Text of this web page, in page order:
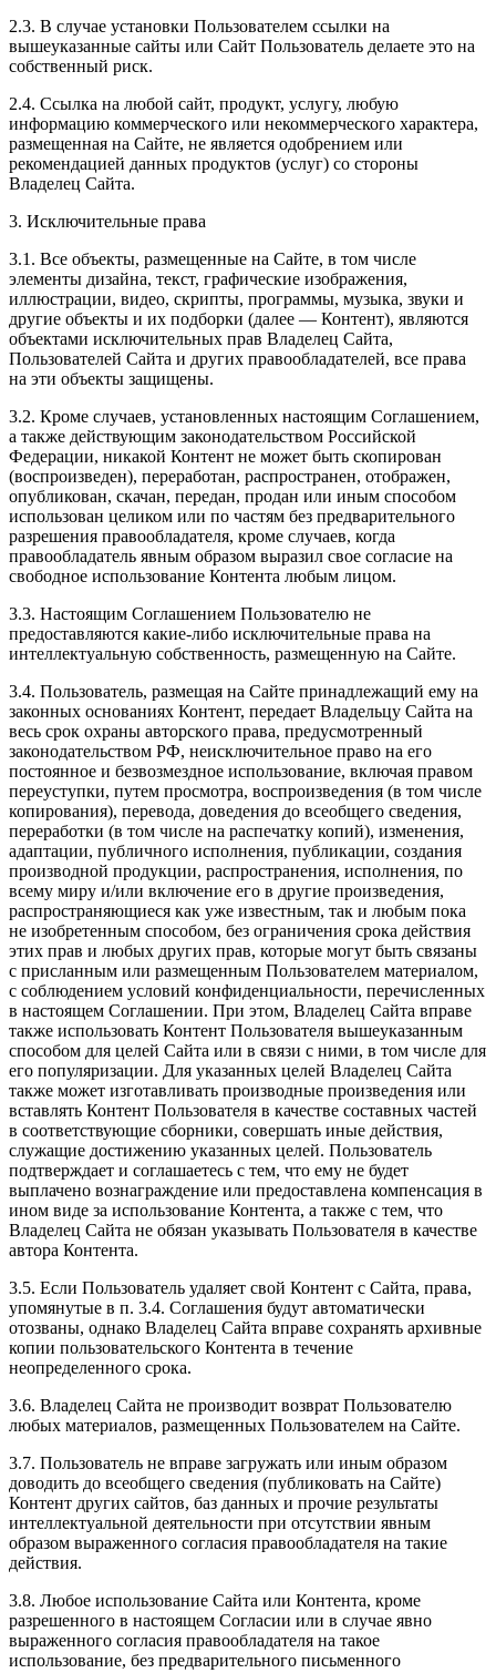
2.3. В случае установки Пользователем ссылки на
вышеуказанные сайты или Сайт Пользователь делаете это на
собственный риск.
2.4. Ссылка на любой сайт, продукт, услугу, любую
информацию коммерческого или некоммерческого характера,
размещенная на Сайте, не является одобрением или
рекомендацией данных продуктов (услуг) со стороны
Владелец Сайта.
3. Исключительные права
3.1. Все объекты, размещенные на Сайте, в том числе
элементы дизайна, текст, графические изображения,
иллюстрации, видео, скрипты, программы, музыка, звуки и
другие объекты и их подборки (далее — Контент), являются
объектами исключительных прав Владелец Сайта,
Пользователей Сайта и других правообладателей, все права
на эти объекты защищены.
3.2. Кроме случаев, установленных настоящим Соглашением,
а также действующим законодательством Российской
Федерации, никакой Контент не может быть скопирован
(воспроизведен), переработан, распространен, отображен,
опубликован, скачан, передан, продан или иным способом
использован целиком или по частям без предварительного
разрешения правообладателя, кроме случаев, когда
правообладатель явным образом выразил свое согласие на
свободное использование Контента любым лицом.
3.3. Настоящим Соглашением Пользователю не
предоставляются какие-либо исключительные права на
интеллектуальную собственность, размещенную на Сайте.
3.4. Пользователь, размещая на Сайте принадлежащий ему на
законных основаниях Контент, передает Владельцу Сайта на
весь срок охраны авторского права, предусмотренный
законодательством РФ, неисключительное право на его
постоянное и безвозмездное использование, включая правом
переуступки, путем просмотра, воспроизведения (в том числе
копирования), перевода, доведения до всеобщего сведения,
переработки (в том числе на распечатку копий), изменения,
адаптации, публичного исполнения, публикации, создания
производной продукции, распространения, исполнения, по
всему миру и/или включение его в другие произведения,
распространяющиеся как уже известным, так и любым пока
не изобретенным способом, без ограничения срока действия
этих прав и любых других прав, которые могут быть связаны
с присланным или размещенным Пользователем материалом,
с соблюдением условий конфиденциальности, перечисленных
в настоящем Соглашении. При этом, Владелец Сайта вправе
также использовать Контент Пользователя вышеуказанным
способом для целей Сайта или в связи с ними, в том числе для
его популяризации. Для указанных целей Владелец Сайта
также может изготавливать производные произведения или
вставлять Контент Пользователя в качестве составных частей
в соответствующие сборники, совершать иные действия,
служащие достижению указанных целей. Пользователь
подтверждает и соглашаетесь с тем, что ему не будет
выплачено вознаграждение или предоставлена компенсация в
ином виде за использование Контента, а также с тем, что
Владелец Сайта не обязан указывать Пользователя в качестве
автора Контента.
3.5. Если Пользователь удаляет свой Контент с Сайта, права,
упомянутые в п. 3.4. Соглашения будут автоматически
отозваны, однако Владелец Сайта вправе сохранять архивные
копии пользовательского Контента в течение
неопределенного срока.
3.6. Владелец Сайта не производит возврат Пользователю
любых материалов, размещенных Пользователем на Сайте.
3.7. Пользователь не вправе загружать или иным образом
доводить до всеобщего сведения (публиковать на Сайте)
Контент других сайтов, баз данных и прочие результаты
интеллектуальной деятельности при отсутствии явным
образом выраженного согласия правообладателя на такие
действия.
3.8. Любое использование Сайта или Контента, кроме
разрешенного в настоящем Согласии или в случае явно
выраженного согласия правообладателя на такое
использование, без предварительного письменного